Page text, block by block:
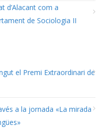
d’Alacant com a
de Sociologia II
el Premi Extraordinari de
a la jornada «La mirada